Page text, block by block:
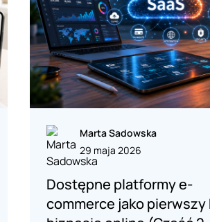
Marta Sadowska
29 maja 2026
Dostępne platformy e-
commerce jako pierwszy